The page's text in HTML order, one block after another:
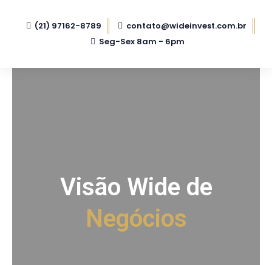
(21) 97162-8789
contato@wideinvest.com.br
Seg-Sex 8am - 6pm
Visão Wide de
Negócios